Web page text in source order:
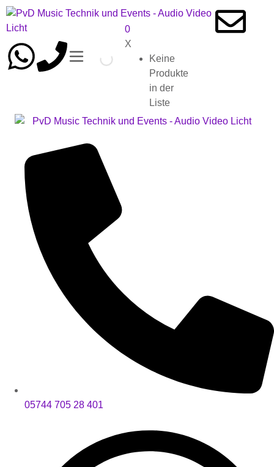
0
X
Keine
Produkte
in der
Liste
05744 705 28 401